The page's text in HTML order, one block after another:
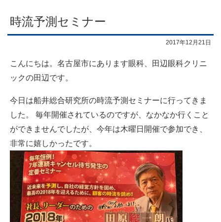
時流予測セミナー
2017年12月21日
こんにちは。名古屋市にあります眼科、田辺眼科クリニ
ックの田辺です。
今日は船井総合研究所の時流予測セミナーに行ってきま
した。 毎年開催されているのですが、なかなか行くこと
ができませんでしたが、今年は木曜日開催で参加でき、
非常に嬉しかったです。